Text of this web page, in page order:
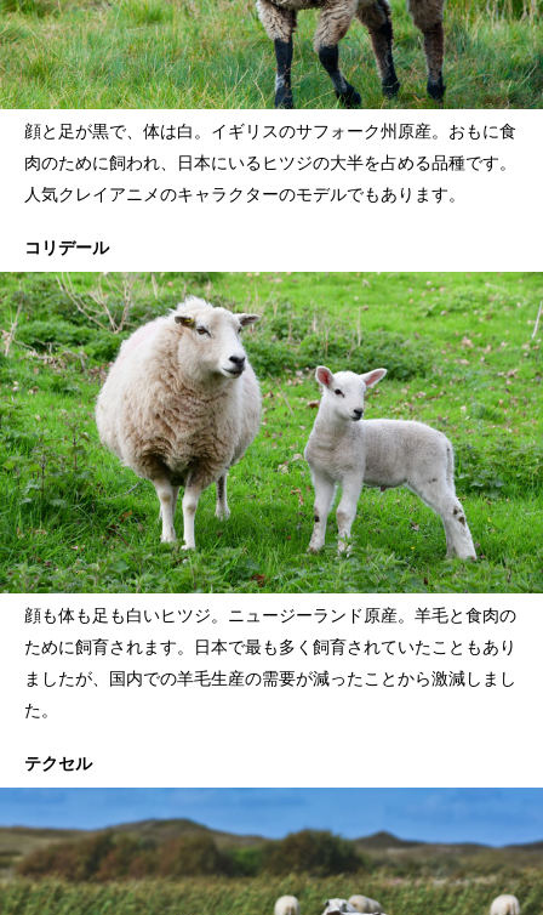
顔と足が黒で、体は白。イギリスのサフォーク州原産。おもに食
肉のために飼われ、日本にいるヒツジの大半を占める品種です。
人気クレイアニメのキャラクターのモデルでもあります。
コリデール
顔も体も足も白いヒツジ。ニュージーランド原産。羊毛と食肉の
ために飼育されます。日本で最も多く飼育されていたこともあり
ましたが、国内での羊毛生産の需要が減ったことから激減しまし
た。
テクセル